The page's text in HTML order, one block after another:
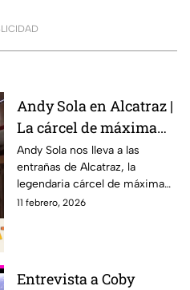
Andy Sola en Alcatraz |
La cárcel de máxima
seguridad que encerró
a Al Capone | Sola al
Super Bowl
Andy Sola nos lleva a las
entrañas de Alcatraz, la
legendaria cárcel de máxima
seguridad ubicada en San
11 febrero, 2026
Entrevista a Coby